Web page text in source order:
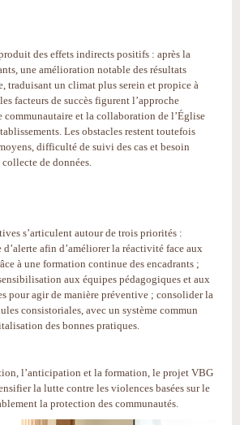
des effets indirects positifs : après la
une amélioration notable des résultats
traduisant un climat plus serein et propice à
facteurs de succès figurent l’approche
communautaire et la collaboration de l’Église
Les obstacles restent toutefois
difficulté de suivi des cas et besoin
de données.
s’articulent autour de trois priorités :
d’alerte afin d’améliorer la réactivité face aux
à une formation continue des encadrants ;
aux équipes pédagogiques et aux
pour agir de manière préventive ; consolider la
consistoriales, avec un système commun
des bonnes pratiques.
l’anticipation et la formation, le projet VBG
la lutte contre les violences basées sur le
la protection des communautés.